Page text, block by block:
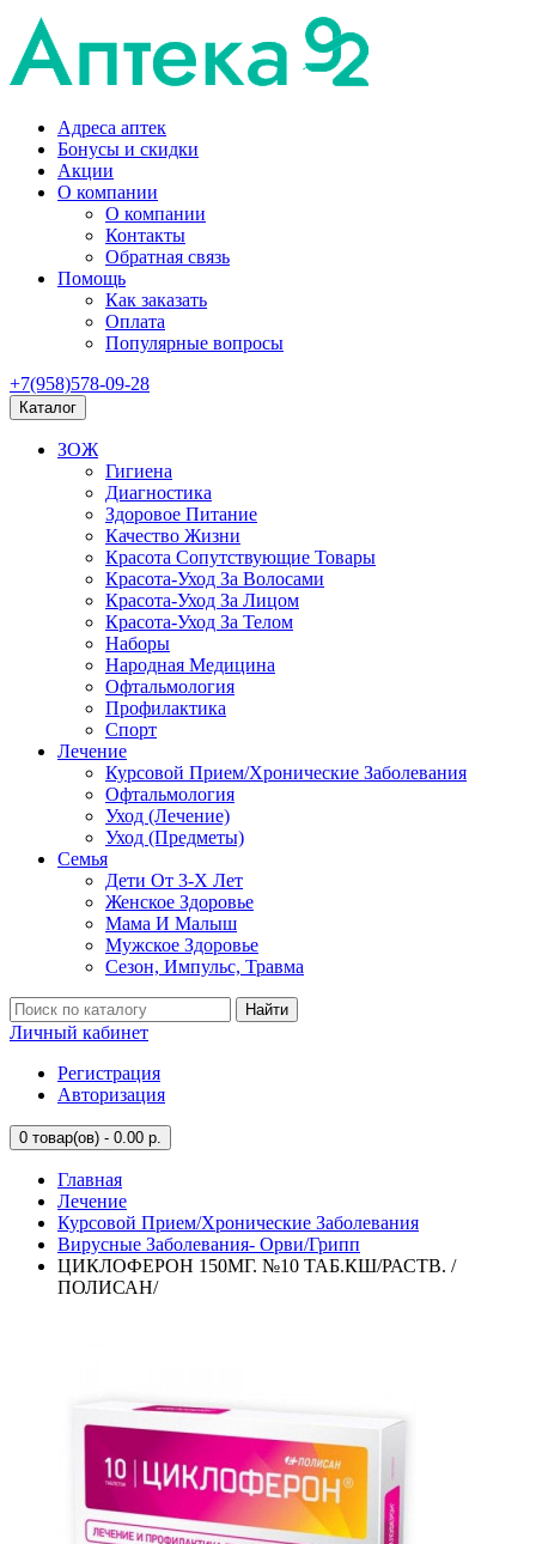
Адреса аптек
Бонусы и скидки
Акции
О компании
О компании
Контакты
Обратная связь
Помощь
Как заказать
Оплата
Популярные вопросы
+7(958)578-09-28
Каталог
ЗОЖ
Гигиена
Диагностика
Здоровое Питание
Качество Жизни
Красота Сопутствующие Товары
Красота-Уход За Волосами
Красота-Уход За Лицом
Красота-Уход За Телом
Наборы
Народная Медицина
Офтальмология
Профилактика
Спорт
Лечение
Курсовой Прием/Хронические Заболевания
Офтальмология
Уход (Лечение)
Уход (Предметы)
Семья
Дети От 3-Х Лет
Женское Здоровье
Мама И Малыш
Мужское Здоровье
Сезон, Импульс, Травма
Найти
Личный кабинет
Регистрация
Авторизация
0 товар(ов) - 0.00 р.
Главная
Лечение
Курсовой Прием/Хронические Заболевания
Вирусные Заболевания- Орви/Грипп
ЦИКЛОФЕРОН 150МГ. №10 ТАБ.КШ/РАСТВ. /
ПОЛИСАН/